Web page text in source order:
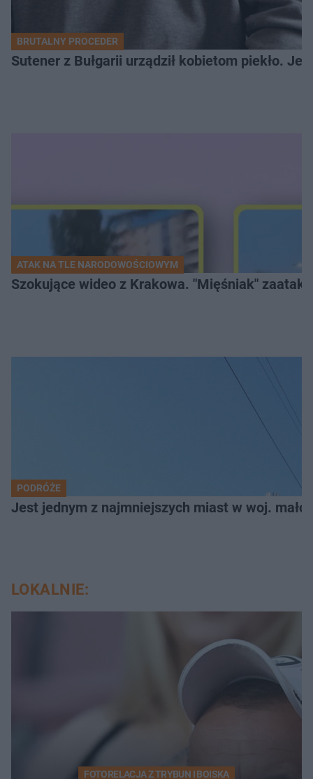
BRUTALNY PROCEDER
Sutener z Bułgarii urządził kobietom piekło.
ATAK NA TLE NARODOWOŚCIOWYM
Szokujące wideo z Krakowa. "Mięśniak"
PODRÓŻE
Jest jednym z najmniejszych miast w woj.
LOKALNIE:
FOTORELACJA Z TRYBUN I BOISKA